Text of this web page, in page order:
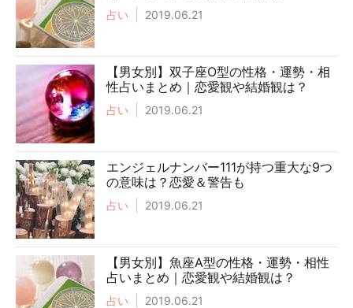
占い 2019.06.21
【男女別】双子座O型の性格・運勢・相
性占いまとめ｜恋愛観や結婚観は？
占い 2019.06.21
エンジェルナンバー111が持つ重大な9つ
の意味は？恋愛＆警告も
占い 2019.06.21
【男女別】魚座A型の性格・運勢・相性
占いまとめ｜恋愛観や結婚観は？
占い 2019.06.21